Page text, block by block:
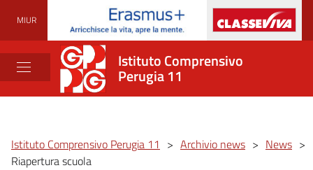
MIUR
Istituto Comprensivo
Perugia 11
Istituto Comprensivo Perugia 11 > Archivio news > News >
Riapertura scuola